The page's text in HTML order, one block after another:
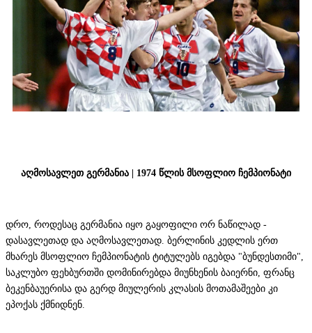
აღმოსავლეთ გერმანია | 1974 წლის მსოფლიო ჩემპიონატი
დრო, როდესაც გერმანია იყო გაყოფილი ორ ნაწილად -
დასავლეთად და აღმოსავლეთად. ბერლინის კედლის ერთ
მხარეს მსოფლიო ჩემპიონატის ტიტულებს იგებდა "ბუნდესთიმი",
საკლუბო ფეხბურთში დომინირებდა მიუნხენის ბაიერნი, ფრანც
ბეკენბაუერისა და გერდ მიულერის კლასის მოთამაშეები კი
ეპოქას ქმნიდნენ.